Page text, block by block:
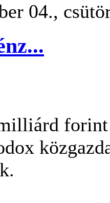
04.,
forint